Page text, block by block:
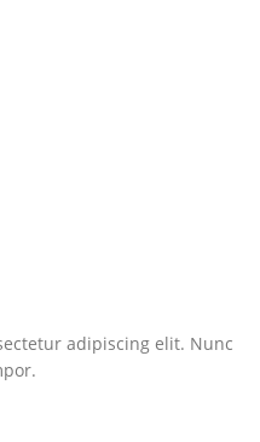
adipiscing elit. Nunc